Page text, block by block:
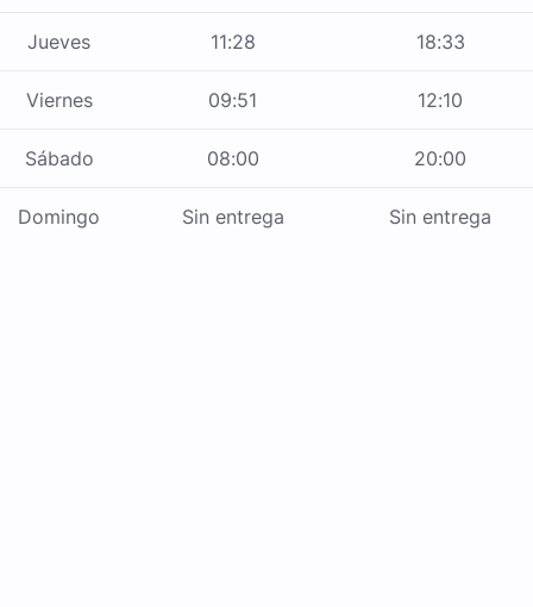
Jueves 11:28 18:33
Viernes 09:51 12:10
Sábado 08:00 20:00
Domingo Sin entrega Sin entrega